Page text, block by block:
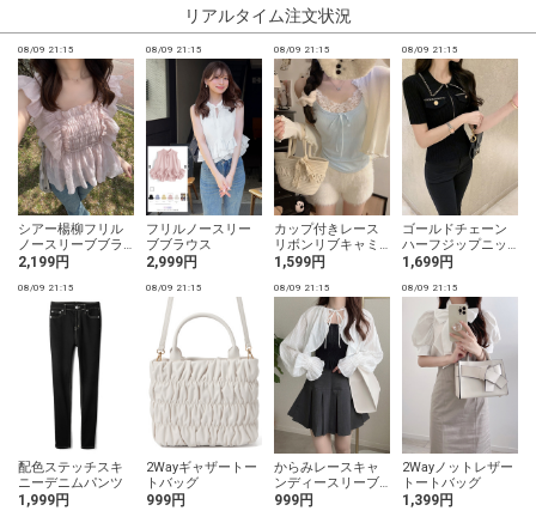
リアルタイム注文状況
08/09 21:15
シアー楊柳フリル
ノースリーブブラ
ウス
2,199円
08/09 21:15
フリルノースリー
ブブラウス
2,999円
08/09 21:15
カップ付きレース
リボンリブキャミ
ソール
1,599円
08/09 21:15
ゴールドチェーン
ハーフジップニッ
トトップス
1,699円
08/09 21:15
配色ステッチスキ
ニーデニムパンツ
1,999円
08/09 21:15
2Wayギャザートー
トバッグ
999円
08/09 21:15
からみレースキャ
ンディースリーブ
ボレロ
999円
08/09 21:15
2Wayノットレザー
トートバッグ
1,399円